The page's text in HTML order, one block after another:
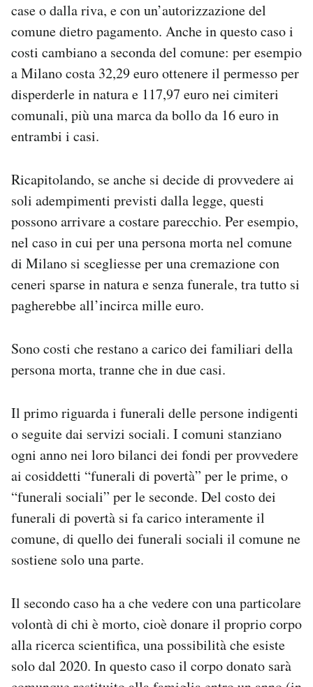
case o dalla riva, e con un’autorizzazione del
comune dietro pagamento. Anche in questo caso i
costi cambiano a seconda del comune: per esempio
a Milano costa 32,29 euro ottenere il permesso per
disperderle in natura e 117,97 euro nei cimiteri
comunali, più una marca da bollo da 16 euro in
entrambi i casi.
Ricapitolando, se anche si decide di provvedere ai
soli adempimenti previsti dalla legge, questi
possono arrivare a costare parecchio. Per esempio,
nel caso in cui per una persona morta nel comune
di Milano si scegliesse per una cremazione con
ceneri sparse in natura e senza funerale, tra tutto si
pagherebbe all’incirca mille euro.
Sono costi che restano a carico dei familiari della
persona morta, tranne che in due casi.
Il primo riguarda i funerali delle persone indigenti
o seguite dai servizi sociali. I comuni stanziano
ogni anno nei loro bilanci dei fondi per provvedere
ai cosiddetti “funerali di povertà” per le prime, o
“funerali sociali” per le seconde. Del costo dei
funerali di povertà si fa carico interamente il
comune, di quello dei funerali sociali il comune ne
sostiene solo una parte.
Il secondo caso ha a che vedere con una particolare
volontà di chi è morto, cioè donare il proprio corpo
alla ricerca scientifica, una possibilità che esiste
solo dal 2020. In questo caso il corpo donato sarà